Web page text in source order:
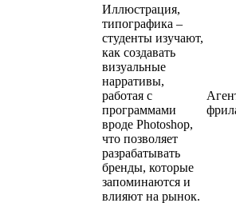
Иллюстрация,
типографика –
студенты изучают,
как создавать
визуальные
нарративы,
работая с
программами
вроде Photoshop,
что позволяет
разрабатывать
бренды, которые
запоминаются и
влияют на рынок.